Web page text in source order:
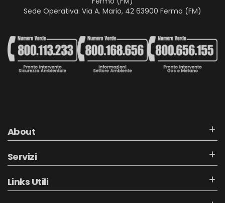
Sede Operativa: Via A. Mario, 42 63900 Fermo (FM)
About
Servizi
Links Utili